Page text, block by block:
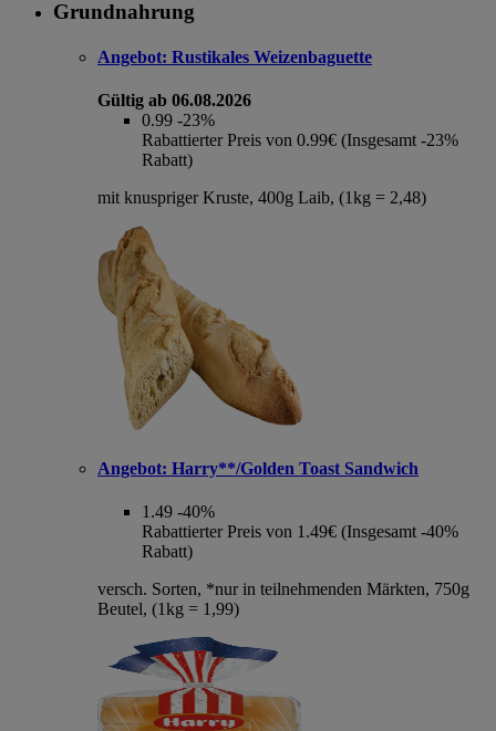
Grundnahrung
Angebot: Rustikales Weizenbaguette
Gültig ab 06.08.2026
0.99 -23%
Rabattierter Preis von 0.99€ (Insgesamt -23%
Rabatt)
mit knuspriger Kruste, 400g Laib, (1kg = 2,48)
Angebot: Harry**/Golden Toast Sandwich
1.49 -40%
Rabattierter Preis von 1.49€ (Insgesamt -40%
Rabatt)
versch. Sorten, *nur in teilnehmenden Märkten, 750g
Beutel, (1kg = 1,99)